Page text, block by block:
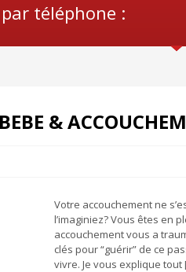
téléphone :
&
Votre accouchement ne
l’imaginiez? Vous êtes en
accouchement vous a
clés pour “guérir” de ce
vivre. Je vous explique